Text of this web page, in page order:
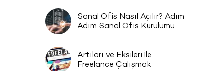
Sanal Ofis Nasıl Açılır? Adım
Adım Sanal Ofis Kurulumu
Artıları ve Eksileri İle
Freelance Çalışmak